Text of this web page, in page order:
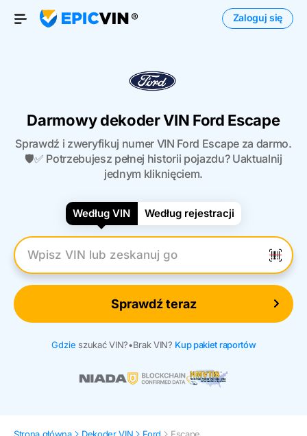
Otwórz menu
Zaloguj się
Darmowy dekoder VIN Ford Escape
Sprawdź i zweryfikuj numer VIN Ford Escape za darmo.
🛡️✅ Potrzebujesz pełnej historii pojazdu? Uaktualnij
jednym kliknięciem.
Według VIN Według rejestracji
Wpisz numer VIN
Sprawdź teraz
Gdzie szukać VIN?•Brak VIN? Kup pakiet raportów